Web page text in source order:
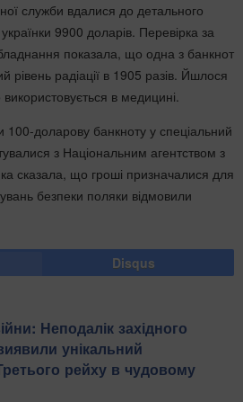
служби вдалися до детального
9900 доларів. Перевірка за
показала, що одна з банкнот
радіації в 1905 разів. Йшлося
в медицині.
100-доларову банкноту у спеціальний
з Національним агентством з
сказала, що гроші призначалися для
безпеки поляки відмовили
Disqus
Неподалік західного
унікальний
рейху в чудовому